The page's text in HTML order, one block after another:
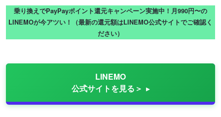
乗り換えでPayPayポイント還元キャンペーン実施中！月990円〜の
LINEMOが今アツい！（最新の還元額はLINEMO公式サイトでご確認く
ださい）
LINEMO
公式サイトを見る＞